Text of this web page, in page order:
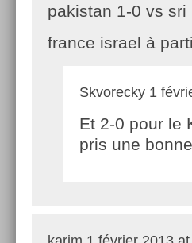
pakistan 1-0 vs sri
france israel à
Skvorecky 1
Et 2-0 pour le
pris une